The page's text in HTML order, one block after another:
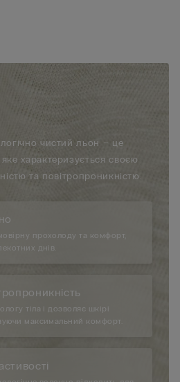
чистий льон – це
характеризується своєю
та повітропроникністю.
прохолоду та комфорт,
днів.
тіла і дозволяє шкірі
максимальний комфорт.